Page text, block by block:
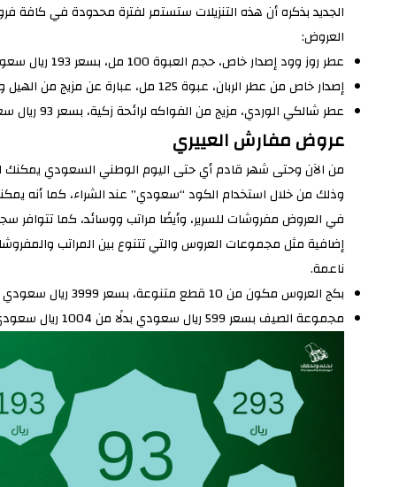
الجديد بذكره أن هذه التنزيلات ستستمر لفترة محدودة في كافة
العروض:
عطر روز وود إصدار خاص، حجم العبوة 100 مل، بسعر 193 ريال سعودي بدلًا من 437 ريال سعودي.
إصدار خاص من عطر الربان، عبوة 125 مل، عبارة عن مزيج من الهيل والفانيلا وبعض الأخشاب، بسعر 193 ريال سعودي بدلًا من 437 ريال سعودي.
عطر شالكي الوردي، مزيج من الفواكه لرائحة زكية، بسعر 93 ريال سعودي بدلًا من 250 ريال سعودي.
عروض مفارش العييري
في العروض مفروشات للسرير، وأيضًا مراتب ووسائد، كما
إضافية مثل مجموعات العروس والتي تتنوع بين المراتب
ناعمة.
بكج العروس مكون من 10 قطع متنوعة، بسعر 3999 ريال سعودي بدلًا من 6102 ريال سعودي.
مجموعة الصيف بسعر 599 ريال سعودي بدلًا من 1004 ريال سعودي.